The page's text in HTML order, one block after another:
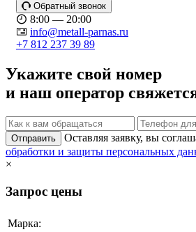
Обратный звонок
8:00 — 20:00
info@metall-parnas.ru
+7 812 237 39 89
Укажите свой номер
и наш оператор
Отправить Оставляя заявку, вы
обработки и защиты персональных
×
Запрос цены
Марка: